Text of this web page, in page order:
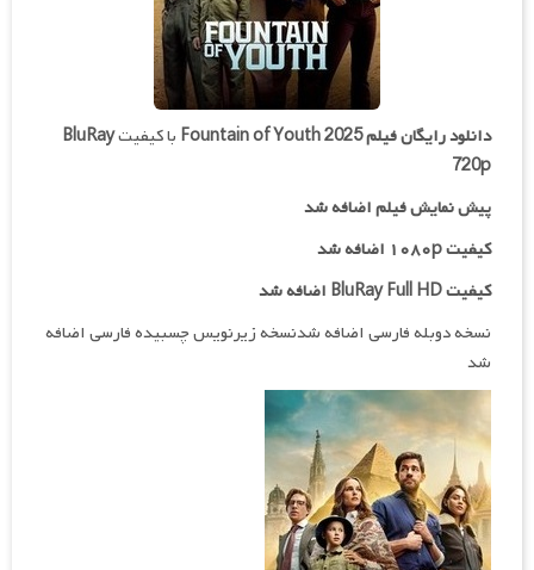
دانلود رایگان فیلمFountain of Youth 2025 با کیفیتBluRay
720p
پیش نمایش فیلم اضافه شد
کیفیت ۱۰۸۰p اضافه شد
کیفیت BluRay Full HD اضافه شد
نسخه دوبله فارسی اضافه شدنسخه زیرنویس چسبیده فارسی اضافه
شد